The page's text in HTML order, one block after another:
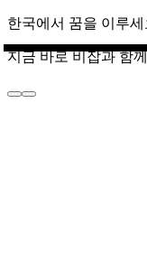
한국에서 꿈을 이루세
지금 바로 비잡과 함